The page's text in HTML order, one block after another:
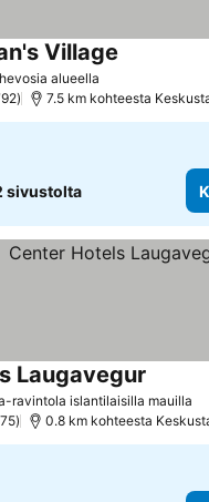
alueella
Village
7.5 km kohteesta
sivustolta
ravintola islantilaisilla mauilla
Laugavegur
0.8 km kohteesta